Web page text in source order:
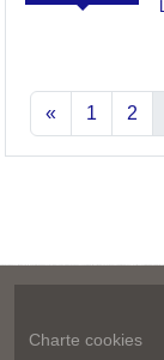
« 1 2
Charte cookies